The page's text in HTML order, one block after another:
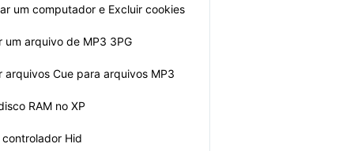
um computador e Excluir cookies
um arquivo de MP3 3PG
arquivos Cue para arquivos MP3
RAM no XP
Hid